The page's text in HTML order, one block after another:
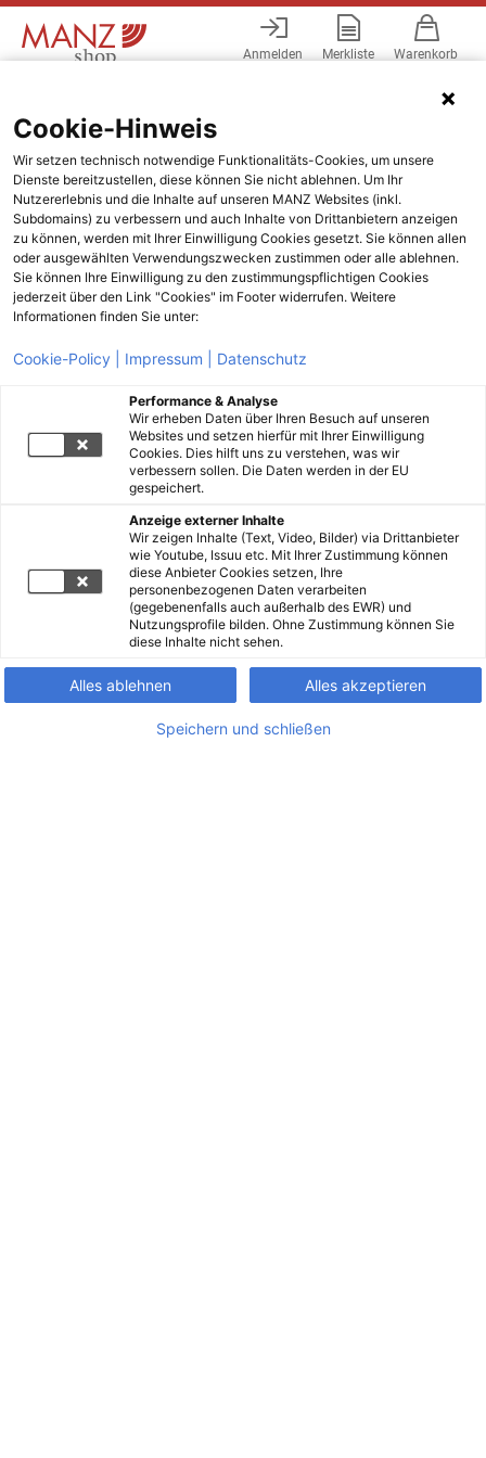
Anmelden Merkliste Warenkorb
Cookie-Hinweis
Wir setzen technisch notwendige Funktionalitäts-Cookies, um unsere
Dienste bereitzustellen, diese können Sie nicht ablehnen. Um Ihr
Nutzererlebnis und die Inhalte auf unseren MANZ Websites (inkl.
Subdomains) zu verbessern und auch Inhalte von Drittanbietern anzeigen
zu können, werden mit Ihrer Einwilligung Cookies gesetzt. Sie können allen
oder ausgewählten Verwendungszwecken zustimmen oder alle ablehnen.
Sie können Ihre Einwilligung zu den zustimmungspflichtigen Cookies
jederzeit über den Link "Cookies" im Footer widerrufen. Weitere
Informationen finden Sie unter:
Cookie-Policy | Impressum | Datenschutz
Performance & Analyse
Wir erheben Daten über Ihren Besuch auf unseren
Websites und setzen hierfür mit Ihrer Einwilligung
Cookies. Dies hilft uns zu verstehen, was wir
verbessern sollen. Die Daten werden in der EU
gespeichert.
Anzeige externer Inhalte
Wir zeigen Inhalte (Text, Video, Bilder) via Drittanbieter
wie Youtube, Issuu etc. Mit Ihrer Zustimmung können
diese Anbieter Cookies setzen, Ihre
personenbezogenen Daten verarbeiten
(gegebenenfalls auch außerhalb des EWR) und
Nutzungsprofile bilden. Ohne Zustimmung können Sie
diese Inhalte nicht sehen.
Alles ablehnen Alles akzeptieren
Speichern und schließen